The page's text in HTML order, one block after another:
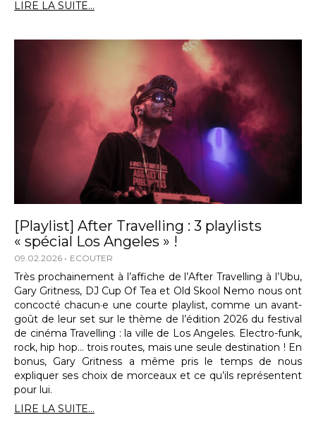
LIRE LA SUITE...
[Playlist] After Travelling : 3 playlists
« spécial Los Angeles » !
09.02.2026 ECOUTER
Très prochainement à l’affiche de l’After Travelling à l’Ubu,
Gary Gritness, DJ Cup Of Tea et Old Skool Nemo nous ont
concocté chacun·e une courte playlist, comme un avant-
goût de leur set sur le thème de l’édition 2026 du festival
de cinéma Travelling : la ville de Los Angeles. Electro-funk,
rock, hip hop… trois routes, mais une seule destination ! En
bonus, Gary Gritness a même pris le temps de nous
expliquer ses choix de morceaux et ce qu’ils représentent
pour lui.
LIRE LA SUITE...